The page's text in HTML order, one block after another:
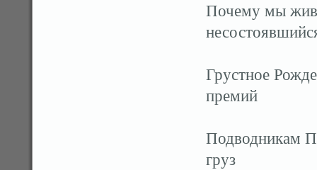
Почему мы
Грустное
премий
Подводникам
груз